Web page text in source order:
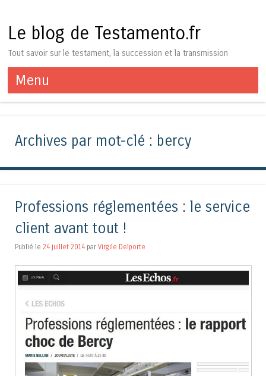
Le blog de Testamento.fr
Tout savoir sur le testament, la succession et la transmission
Menu
Aller au contenu
Archives par mot-clé : bercy
Professions réglementées : le service
client avant tout !
Publié le 24 juillet 2014 par Virgile Delporte